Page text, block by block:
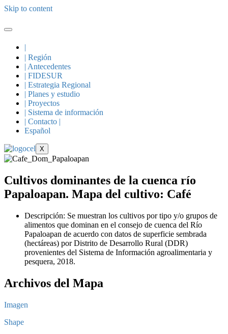
Skip to content
|
| Región
| Antecedentes
| FIDESUR
| Estrategia Regional
| Planes y estudio
| Proyectos
| Sistema de información
| Contacto |
Español
X
Cultivos dominantes de la cuenca río
Papaloapan. Mapa del cultivo: Café
Descripción: Se muestran los cultivos por tipo y/o grupos de
alimentos que dominan en el consejo de cuenca del Río
Papaloapan de acuerdo con datos de superficie sembrada
(hectáreas) por Distrito de Desarrollo Rural (DDR)
provenientes del Sistema de Información agroalimentaria y
pesquera, 2018.
Archivos del Mapa
Imagen
Shape